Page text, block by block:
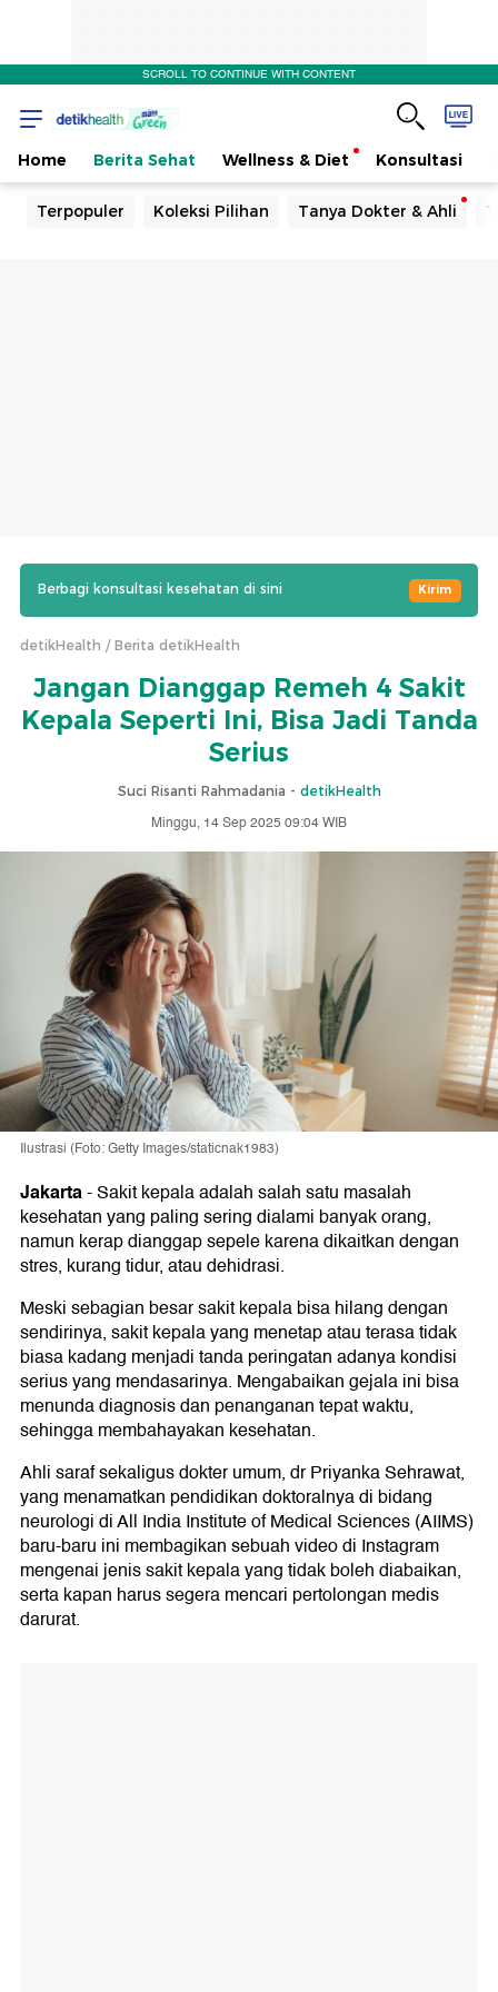
SCROLL TO CONTINUE WITH CONTENT
Home Berita Sehat Wellness & Diet Konsultasi
Terpopuler Koleksi Pilihan Tanya Dokter & Ahli
Berbagi konsultasi kesehatan di sini Kirim
detikHealth Berita detikHealth
Jangan Dianggap Remeh 4 Sakit
Kepala Seperti Ini, Bisa Jadi Tanda
Serius
Suci Risanti Rahmadania - detikHealth
Minggu, 14 Sep 2025 09:04 WIB
Ilustrasi (Foto: Getty Images/staticnak1983)
Jakarta-Sakit kepala adalah salah satu masalah
kesehatan yang paling sering dialami banyak orang,
namun kerap dianggap sepele karena dikaitkan dengan
stres, kurang tidur, atau dehidrasi.
Meski sebagian besar sakit kepala bisa hilang dengan
sendirinya, sakit kepala yang menetap atau terasa tidak
biasa kadang menjadi tanda peringatan adanya kondisi
serius yang mendasarinya. Mengabaikan gejala ini bisa
menunda diagnosis dan penanganan tepat waktu,
sehingga membahayakan kesehatan.
Ahli saraf sekaligus dokter umum, dr Priyanka Sehrawat,
yang menamatkan pendidikan doktoralnya di bidang
neurologi di All India Institute of Medical Sciences (AIIMS)
baru-baru ini membagikan sebuah video di Instagram
mengenai jenis sakit kepala yang tidak boleh diabaikan,
serta kapan harus segera mencari pertolongan medis
darurat.